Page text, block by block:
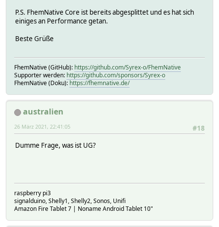
P.S. FhemNative Core ist bereits abgesplittet und es hat sich
einiges an Performance getan.
Beste Grüße
FhemNative (GitHub): https://github.com/Syrex-o/FhemNative
Supporter werden: https://github.com/sponsors/Syrex-o
FhemNative (Doku): https://fhemnative.de/
australien
#18
26 März 2021, 22:41:05
Dumme Frage, was ist UG?
raspberry pi3
signalduino, Shelly1, Shelly2, Sonos, Unifi
Amazon Fire Tablet 7 | Noname Android Tablet 10"